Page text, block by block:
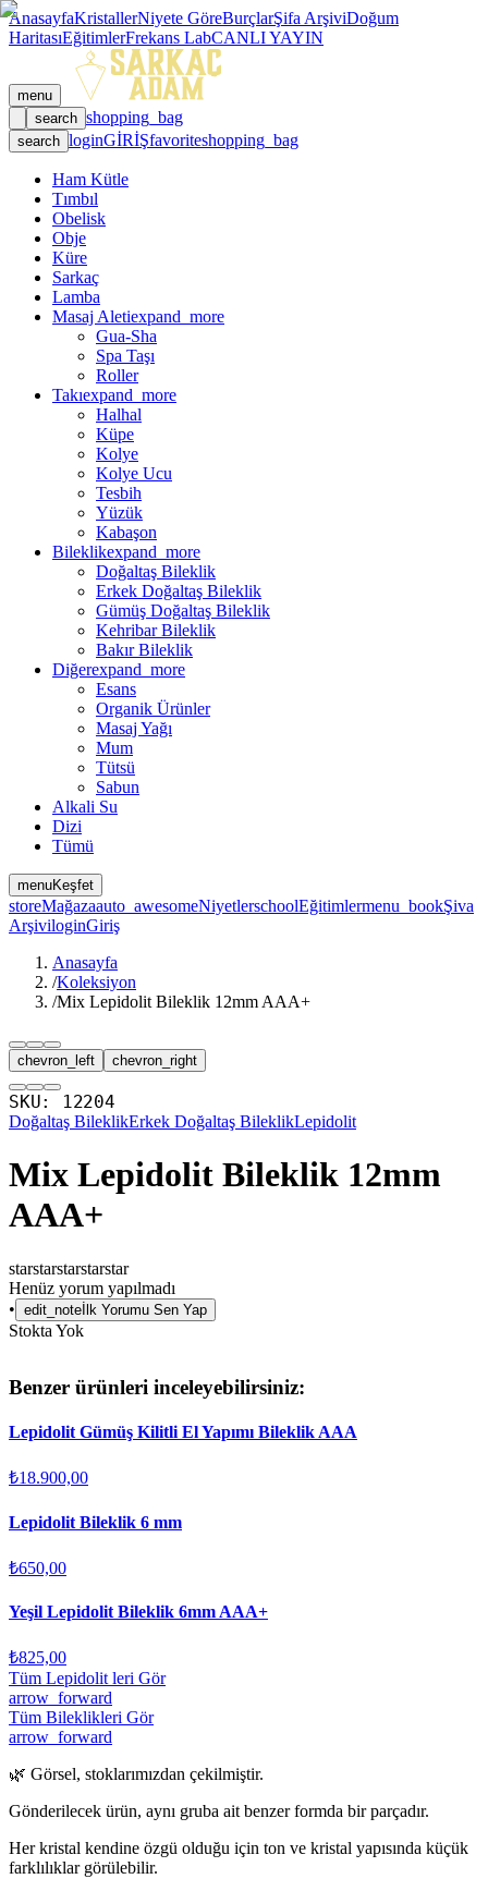
AnasayfaKristallerNiyete GöreBurçlarŞifa ArşiviDoğum
HaritasıEğitimlerFrekans LabCANLI YAYIN
menu
search shopping_bag
search loginGİRİŞfavoriteshopping_bag
Ham Kütle
Tımbıl
Obelisk
Obje
Küre
Sarkaç
Lamba
Masaj Aletiexpand_more
Gua-Sha
Spa Taşı
Roller
Takıexpand_more
Halhal
Küpe
Kolye
Kolye Ucu
Tesbih
Yüzük
Kabaşon
Bileklikexpand_more
Doğaltaş Bileklik
Erkek Doğaltaş Bileklik
Gümüş Doğaltaş Bileklik
Kehribar Bileklik
Bakır Bileklik
Diğerexpand_more
Esans
Organik Ürünler
Masaj Yağı
Mum
Tütsü
Sabun
Alkali Su
Dizi
Tümü
menuKeşfet
storeMağazaauto_awesomeNiyetlerschoolEğitimlermenu_bookŞiva
ArşiviloginGiriş
Anasayfa
/Koleksiyon
/Mix Lepidolit Bileklik 12mm AAA+
chevron_left chevron_right
SKU: 12204
Doğaltaş BileklikErkek Doğaltaş BileklikLepidolit
Mix Lepidolit Bileklik 12mm
AAA+
starstarstarstarstar
Henüz yorum yapılmadı
• edit_note İlk Yorumu Sen Yap
Stokta Yok
Benzer ürünleri inceleyebilirsiniz:
Lepidolit Gümüş Kilitli El Yapımı Bileklik AAA
₺18.900,00
Lepidolit Bileklik 6 mm
₺650,00
Yeşil Lepidolit Bileklik 6mm AAA+
₺825,00
Tüm Lepidolit leri Gör
arrow_forward
Tüm Bileklikleri Gör
arrow_forward
🌿 Görsel, stoklarımızdan çekilmiştir.
Gönderilecek ürün, aynı gruba ait benzer formda bir parçadır.
Her kristal kendine özgü olduğu için ton ve kristal yapısında küçük
farklılıklar görülebilir.